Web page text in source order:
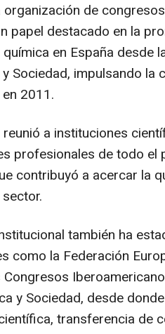
de
papel destacado en la
en España desde
Sociedad, impulsando la
2011.
reunió a instituciones
profesionales de todo el
contribuyó a acercar la
también ha
como la Federación
Congresos
y Sociedad, desde
transferencia de